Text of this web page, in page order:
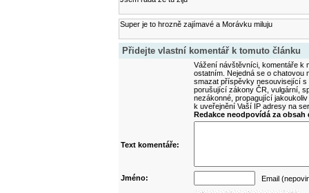
Super je to hrozně zajímavé a Morávku miluju
Přidejte vlastní komentář k tomuto článku
Vážení návštěvníci, komentáře k
ostatním. Nejedná se o
smazat příspěvky nesouvisející
porušující zákony ČR, vulgární,
nezákonné, propagující
k uveřejnění Vaší IP adresy na
Redakce neodpovídá za
Text komentáře:
Jméno: Email